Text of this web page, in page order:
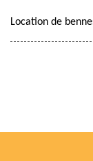
Location de